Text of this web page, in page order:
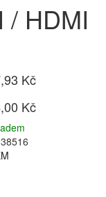
/ HDMI
Kč
Kč